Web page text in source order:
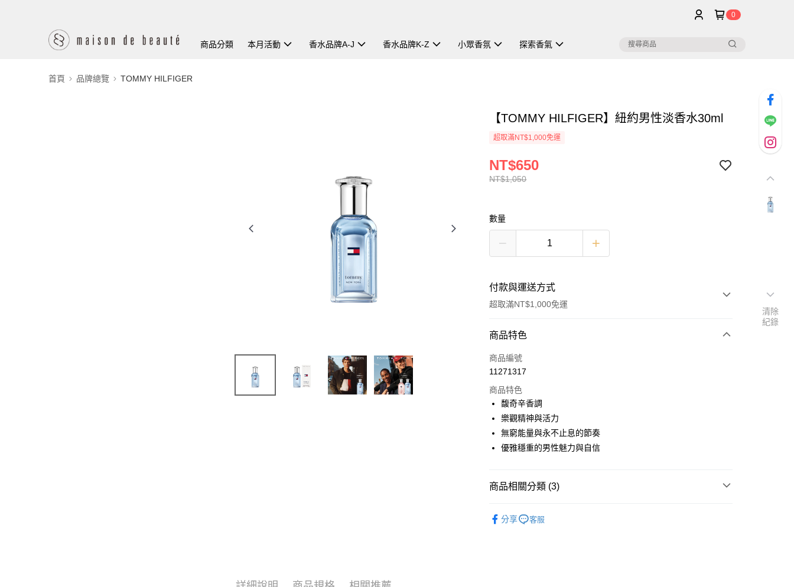
0
商品分類 本月活動 香水品牌A-J 香水品牌K-Z 小眾香氛 探索香氣
首頁 品牌總覽 TOMMY HILFIGER
【TOMMY HILFIGER】紐約男性淡香水30ml
超取滿NT$1,000免運
NT$1,050
NT$650
數量
付款與運送方式
超取滿NT$1,000免運
付款方式
信用卡一次付款
運送方式
付款後全家取貨
每筆NT$80，滿NT$1,000(含以上)免運費
每筆NT$100，滿NT$1,000(含以上)免運費
付款後7-11取貨
商品特色
商品編號
11271317
商品特色
馥奇辛香調
樂觀精神與活力
無窮能量與永不止息的節奏
優雅穩重的男性魅力與自信
商品相關分類 (3)
分享 客服
清除
紀錄